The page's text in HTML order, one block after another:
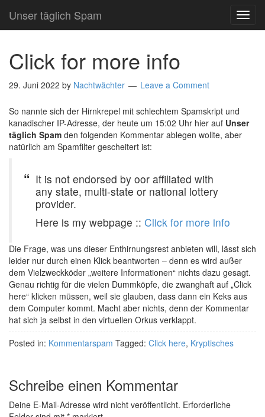
Unser täglich Spam
Click for more info
29. Juni 2022 by Nachtwächter Leave a Comment
So nannte sich der Hirnkrepel mit schlechtem Spamskript und
kanadischer IP-Adresse, der heute um 15:02 Uhr hier auf Unser
täglich Spam den folgenden Kommentar ablegen wollte, aber
natürlich am Spamfilter gescheitert ist:
It is not endorsed by oor affiliated with
any state, multi-state or national lottery
provider.
Here is my webpage :: Click for more info
Die Frage, was uns dieser Enthirnungsrest anbieten will, lässt sich
leider nur durch einen Klick beantworten – denn es wird außer
dem Vielzweckköder „weitere Informationen“ nichts dazu gesagt.
Genau richtig für die vielen Dummköpfe, die zwanghaft auf „Click
here“ klicken müssen, weil sie glauben, dass dann ein Keks aus
dem Computer kommt. Macht aber nichts, denn der Kommentar
hat sich ja selbst in den virtuellen Orkus verklappt.
Posted in: Kommentarspam Tagged: Click here, Kryptisches
Schreibe einen Kommentar
Deine E-Mail-Adresse wird nicht veröffentlicht. Erforderliche